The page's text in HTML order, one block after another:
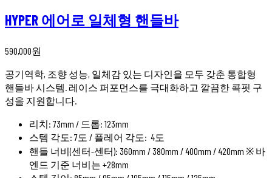
HYPER 에어로 일체형 핸들바
590,000원
공기역학, 조향 성능, 일체감 있는 디자인을 모두 갖춘 통합형
핸들바 시스템. 레이스 퍼포먼스를 극대화하고 깔끔한 콕핏 구
성을 지원합니다.
리치: 73mm / 드롭: 123mm
스템 각도: 7도 / 플레어 각도: 4도
핸들 너비(센터-센터): 360mm / 380mm / 400mm / 420mm ※ 바
엔드 기준 너비는 +28mm